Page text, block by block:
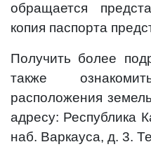
обращается
копия паспорта
Получить более
также
расположения
адресу: Республика
наб. Варкауса, д. 3.